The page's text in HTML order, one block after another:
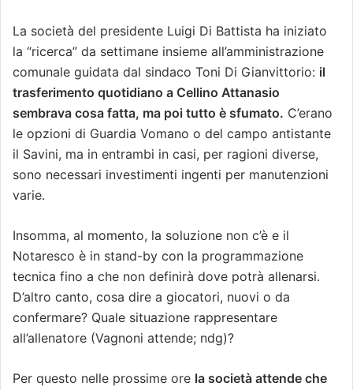
La società del presidente Luigi Di Battista ha iniziato
la “ricerca” da settimane insieme all’amministrazione
comunale guidata dal sindaco Toni Di Gianvittorio: il
trasferimento quotidiano a Cellino Attanasio
sembrava cosa fatta, ma poi tutto è sfumato. C’erano
le opzioni di Guardia Vomano o del campo antistante
il Savini, ma in entrambi in casi, per ragioni diverse,
sono necessari investimenti ingenti per manutenzioni
varie.
Insomma, al momento, la soluzione non c’è e il
Notaresco è in stand-by con la programmazione
tecnica fino a che non definirà dove potrà allenarsi.
D’altro canto, cosa dire a giocatori, nuovi o da
confermare? Quale situazione rappresentare
all’allenatore (Vagnoni attende; ndg)?
Per questo nelle prossime ore la società attende che